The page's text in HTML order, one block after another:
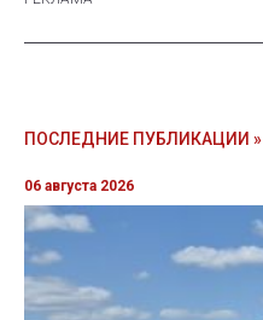
ПОСЛЕДНИЕ ПУБЛИКАЦИИ »
06 августа 2026